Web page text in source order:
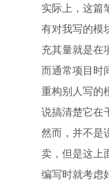
实际上，这篇
有对我写的模
充其量就是在
而通常项目时
重构别人写的
说搞清楚它在
然而，并不是
卖，但是这上
编写时就考虑